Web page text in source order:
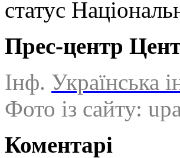
статус
Прес-центр
Інф. Українська
Фото із сайту:
Коментарі